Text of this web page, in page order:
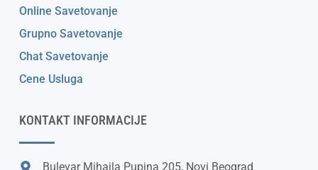
Online Savetovanje
Grupno Savetovanje
Chat Savetovanje
Cene Usluga
KONTAKT INFORMACIJE
Bulevar Mihajla Pupina 205, Novi Beograd